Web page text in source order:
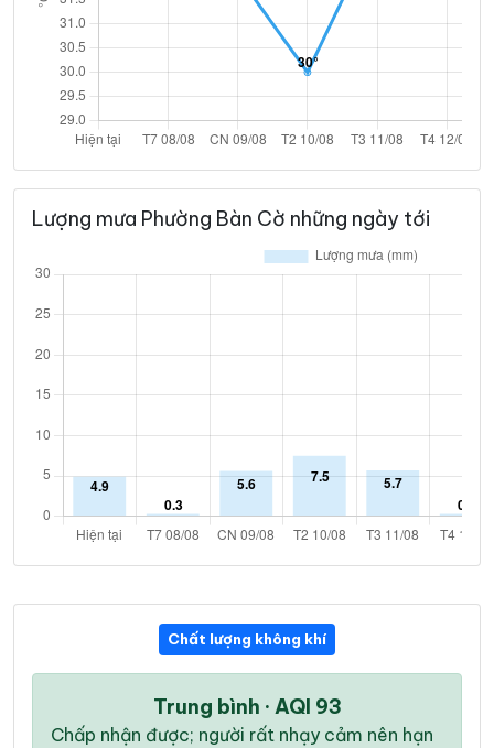
Lượng mưa Phường Bàn Cờ những ngày tới
Chất lượng không khí
Trung bình · AQI 93
Chấp nhận được; người rất nhạy cảm nên hạn